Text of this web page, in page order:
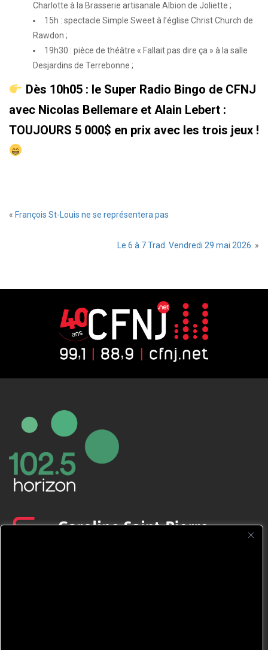
Charlotte à la Brasserie artisanale Albion de Joliette ;
15h : spectacle Simple Sweet à l’église Christ Church de
Rawdon ;
19h30 : pièce de théâtre « Fallait pas dire ça » à la salle
Desjardins de Terrebonne ;
Dès 10h05 : le Super Radio Bingo de CFNJ
avec Nicolas Bellemare et Alain Lebert :
TOUJOURS 5 000$ en prix avec les trois jeux !
« François St-Louis ne se représentera pas
Le 6 à 7 Trad. Vendredi 29 mai 2026. »